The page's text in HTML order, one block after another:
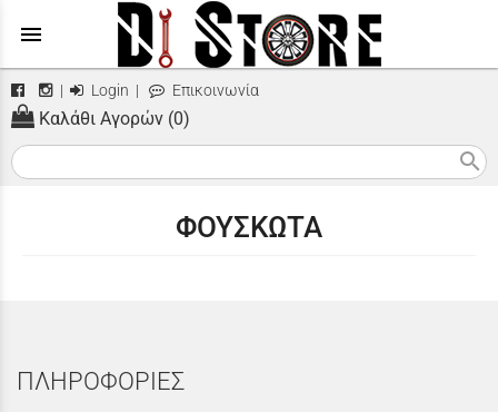
menu
| Login | Επικοινωνία
Καλάθι Αγορών (0)
search
ΦΟΥΣΚΩΤΑ
ΠΛΗΡΟΦΟΡΙΕΣ